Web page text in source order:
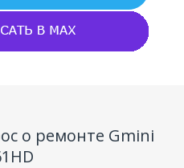
о ремонте Gmini